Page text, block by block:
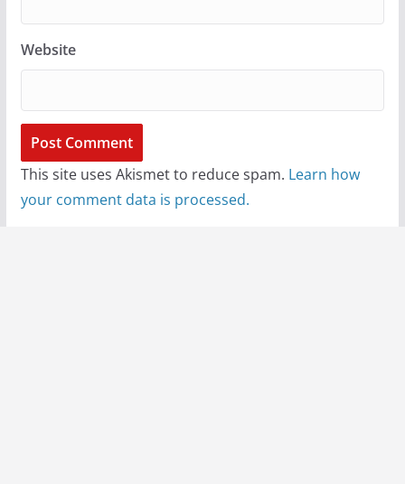
Website
This site uses Akismet to reduce spam. Learn how
your comment data is processed.